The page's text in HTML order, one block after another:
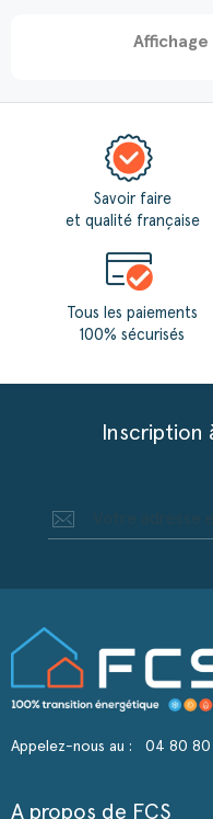
Savoir faire
et qualité française
Tous les paiements
100% sécurisés
Inscription
Appelez-nous au : 04 80 80
A propos de FCS